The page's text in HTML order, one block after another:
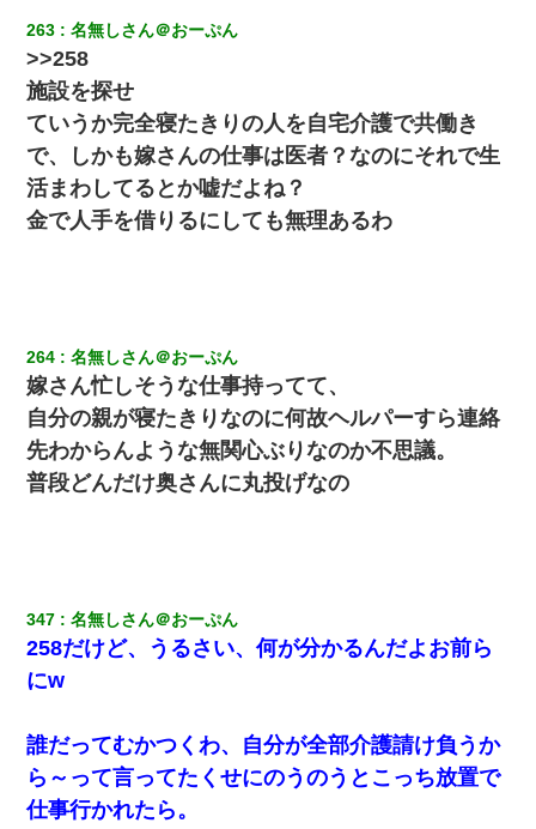
を晒してた。ほとんどがブスという評価の中で二人ほど意外に好
評価で苦々しく思った
中途採用のAが部長から呼び出された。Aはヘラヘラと部屋に入っ
ていき、1時間後に号泣しながら出てきて…
私「まとめ買いして冷凍ストックしてる」Ａ「ずるい！クレク
レ！」私「なんでよ」Ａ「ケーチ！バーカ！」→ 後日、Ａ旦那が
凸してきた
兄の新しい嫁がやらかしすぎて辛い。当たり前のように実家や姪
の幼稚園に来る
嫁が弁護士を連れてきて「悪いと思うなら慰謝料を払って離婚し
ろ」→ 俺「完全に恐喝になってますね」「お前、これが詐欺だっ
て知ってる？」
彼氏の家に泊まる事になり、ゲームで盛り上がってさぁ寝よう！
と電気を消すとミシッって音が…彼「ちょっと待ってて」→勢い
よくドアを開けるとなんと…
昨日37歳のおばさんと行為したんだけどめちゃくちゃだった
263 名無しさん＠おーぷん
>>258
施設を探せ
ていうか完全寝たきりの人を自宅介護で共働き
で、しかも嫁さんの仕事は医者？なのにそれで生
活まわしてるとか嘘だよね？
金で人手を借りるにしても無理あるわ
264 名無しさん＠おーぷん
嫁さん忙しそうな仕事持ってて、
自分の親が寝たきりなのに何故ヘルパーすら連絡
先わからんような無関心ぶりなのか不思議。
普段どんだけ奥さんに丸投げなの
347 名無しさん＠おーぷん
258だけど、うるさい、何が分かるんだよお前ら
にw
誰だってむかつくわ、自分が全部介護請け負うか
ら～って言ってたくせにのうのうとこっち放置で
仕事行かれたら。